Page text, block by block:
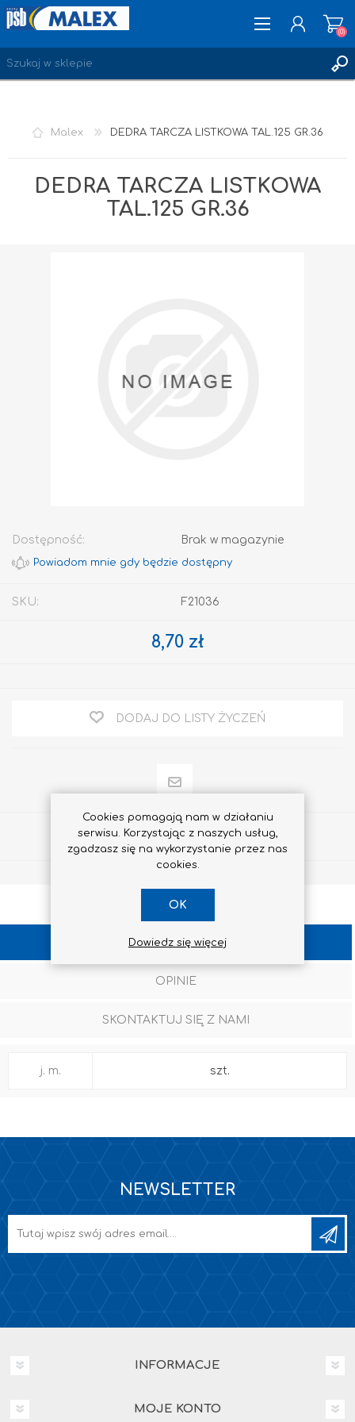
ZAREJESTRUJ SIĘ
(0)
Malex DEDRA TARCZA LISTKOWA TAL.125 GR.36
DEDRA TARCZA LISTKOWA
TAL.125 GR.36
Dostępność: Brak w magazynie
SKU: F21036
8,70 zł
DODAJ DO LISTY ŻYCZEŃ
Udostępnij
SPECYFIKACJA
OPINIE
SKONTAKTUJ SIĘ Z NAMI
j. m. szt.
NEWSLETTER
INFORMACJE
MOJE KONTO
Cookies pomagają nam w działaniu
serwisu. Korzystając z naszych usług,
zgadzasz się na wykorzystanie przez nas
cookies.
OK
Dowiedz się więcej